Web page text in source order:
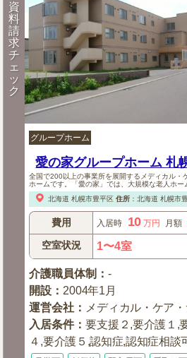
資
料
請
求
チ
ェ
ッ
ク
グループホーム
愛の家グループホーム 札
全国で200以上の事業所を展開するメディカル・
ホームです。「愛の家」では、大規模な老人ホー
北海道 札幌市豊平区 住所： 北海道 札幌市
費用 入居時 10 万円 月額
空室状況 1〜4室
介護職員体制 ：-
開設 ： 2004年1月
運営会社 ： メディカル・ケア
入居条件：要支援２,要介護１,
４,要介護５,認知症,認知症相談